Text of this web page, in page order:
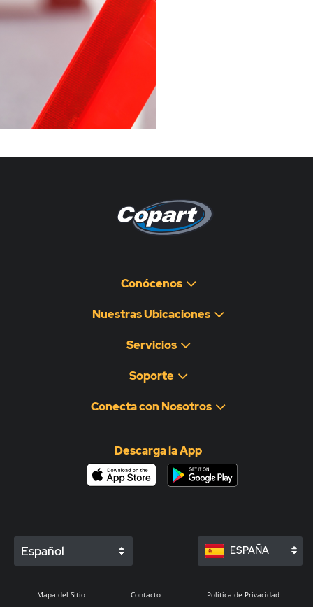
Pagina non disponibile
هذه الصفحة غير متوفرة
Conócenos
Nuestras Ubicaciones
Servicios
Soporte
Conecta con Nosotros
Descarga la App
Español ESPAÑA
Mapa del Sitio Contacto Política de Privacidad